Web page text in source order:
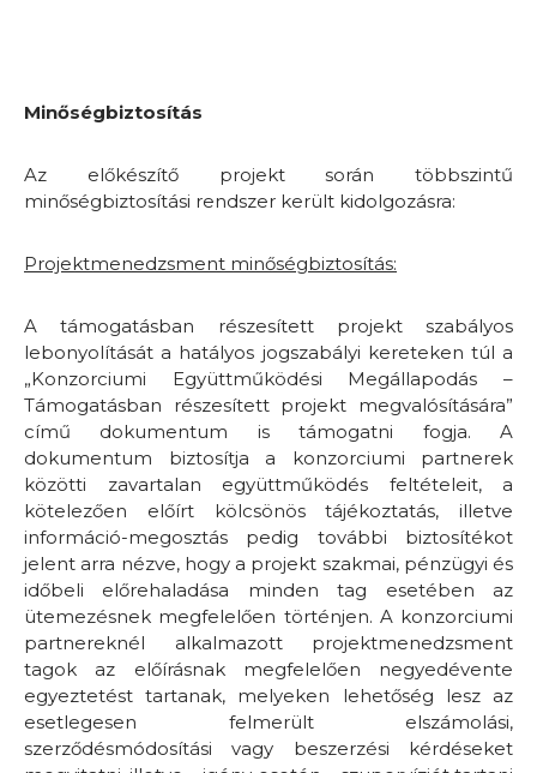
Minőségbiztosítás
Az előkészítő projekt során többszintű
minőségbiztosítási rendszer került kidolgozásra:
Projektmenedzsment minőségbiztosítás:
A támogatásban részesített projekt szabályos
lebonyolítását a hatályos jogszabályi kereteken túl a
„Konzorciumi Együttműködési Megállapodás –
Támogatásban részesített projekt megvalósítására”
című dokumentum is támogatni fogja. A
dokumentum biztosítja a konzorciumi partnerek
közötti zavartalan együttműködés feltételeit, a
kötelezően előírt kölcsönös tájékoztatás, illetve
információ-megosztás pedig további biztosítékot
jelent arra nézve, hogy a projekt szakmai, pénzügyi és
időbeli előrehaladása minden tag esetében az
ütemezésnek megfelelően történjen. A konzorciumi
partnereknél alkalmazott projektmenedzsment
tagok az előírásnak megfelelően negyedévente
egyeztetést tartanak, melyeken lehetőség lesz az
esetlegesen felmerült elszámolási,
szerződésmódosítási vagy beszerzési kérdéseket